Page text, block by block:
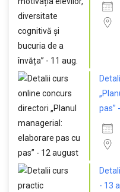
pas”
- 13